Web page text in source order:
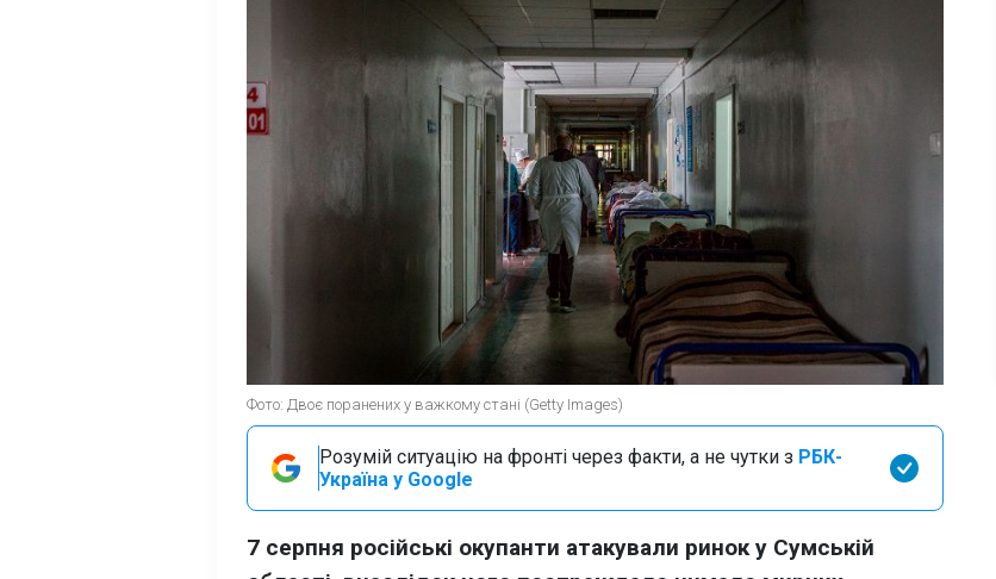
Фото: Двоє поранених у важкому стані (Getty Images)
Розумій ситуацію на фронті через факти, а не чутки з РБК-
Україна у Google
7 серпня російські окупанти атакували ринок у Сумській